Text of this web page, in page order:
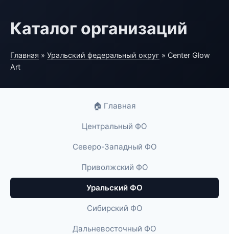
Каталог организаций
Главная » Уральский федеральный округ » Center Glow
Art
🏠 Главная
Центральный ФО
Северо-Западный ФО
Приволжский ФО
Уральский ФО
Сибирский ФО
Дальневосточный ФО